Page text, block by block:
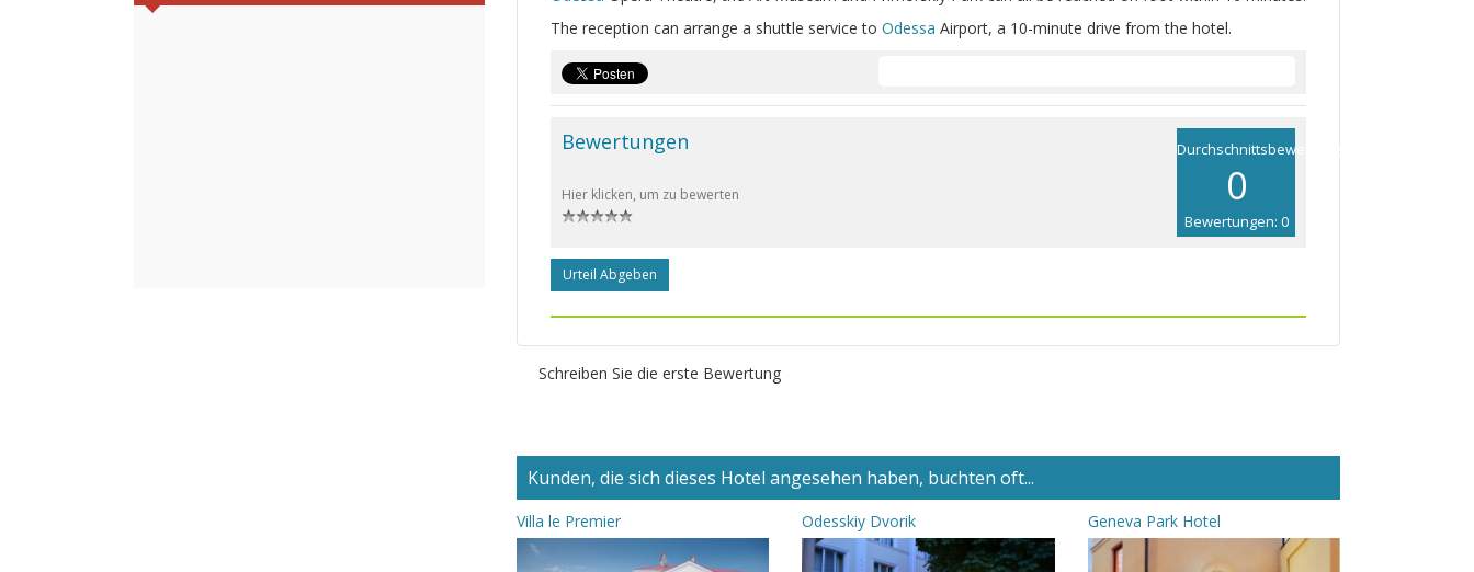
The reception can arrange a shuttle service to Odessa Airport, a 10-minute drive from the hotel.
Durchschnittsbewertung
0
Bewertungen: 0
Bewertungen
Hier klicken, um zu bewerten
Urteil Abgeben
Schreiben Sie die erste Bewertung
Kunden, die sich dieses Hotel angesehen haben, buchten oft...
Villa le Premier Odesskiy Dvorik Geneva Park Hotel